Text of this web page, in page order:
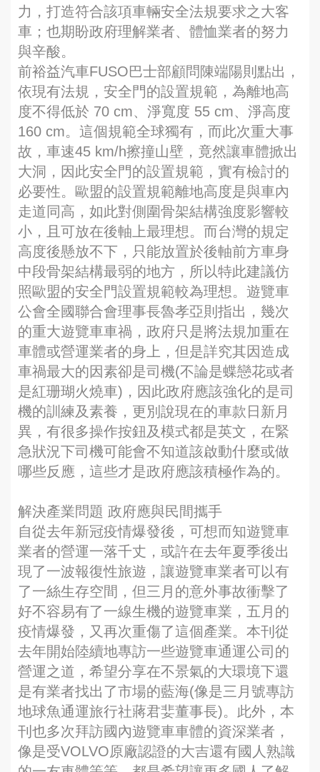
力，打造符合該項車輛安全法規要求之大客
車；也期盼政府理解業者、體恤業者的努力
與辛酸。
前裕益汽車FUSO巴士部顧問陳端陽則點出，
依現有法規，安全門的設置規範，為離地高
度不得低於 70 cm、淨寬度 55 cm、淨高度
160 cm。這個規範全球獨有，而此次重大事
故，車速45 km/h擦撞山壁，竟然讓車體掀出
大洞，因此安全門的設置規範，實有檢討的
必要性。歐盟的設置規範離地高度是與車內
走道同高，如此對側圍骨架結構強度影響較
小，且可放在後軸上最理想。而台灣的規定
高度後懸放不下，只能放置於後軸前方車身
中段骨架結構最弱的地方，所以特此建議仿
照歐盟的安全門設置規範較為理想。遊覽車
公會全國聯合會理事長魯孝亞則指出，幾次
的重大遊覽車車禍，政府只是將法規加重在
車體或營運業者的身上，但是詳究其因造成
車禍最大的因素卻是司機(不論是蝶戀花或者
是紅珊瑚火燒車)，因此政府應該強化的是司
機的訓練及素養，更別說現在的車款日新月
異，有很多操作按鈕及模式都是英文，在緊
急狀況下司機可能會不知道該啟動什麼或做
哪些反應，這些才是政府應該積極作為的。
解決產業問題 政府應與民間攜手
自從去年新冠疫情爆發後，可想而知遊覽車
業者的營運一落千丈，或許在去年夏季後出
現了一波報復性旅遊，讓遊覽車業者可以有
了一絲生存空間，但三月的意外事故衝擊了
好不容易有了一線生機的遊覽車業，五月的
疫情爆發，又再次重傷了這個產業。本刊從
去年開始陸續地專訪一些遊覽車通運公司的
營運之道，希望分享在不景氣的大環境下還
是有業者找出了市場的藍海(像是三月號專訪
地球魚通運旅行社蔣君婓董事長)。此外，本
刊也多次拜訪國內遊覽車車體的資深業者，
像是受VOLVO原廠認證的大吉還有國人熟識